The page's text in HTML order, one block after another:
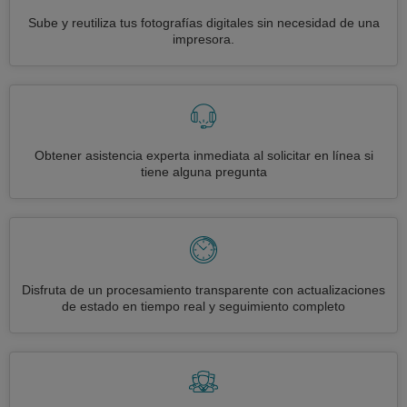
Sube y reutiliza tus fotografías digitales sin necesidad de una
impresora.
Obtener asistencia experta inmediata al solicitar en línea si
tiene alguna pregunta
Disfruta de un procesamiento transparente con actualizaciones
de estado en tiempo real y seguimiento completo